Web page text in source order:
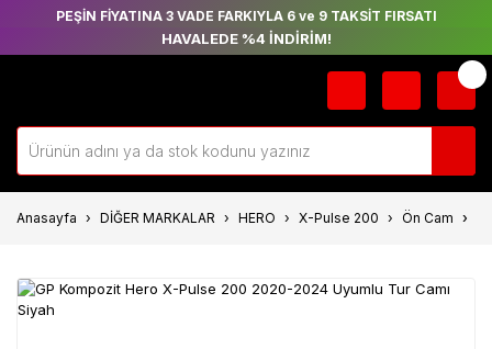
PEŞİN FİYATINA 3 VADE FARKIYLA 6 ve 9 TAKSİT FIRSATI
HAVALEDE %4 İNDİRİM!
Anasayfa DİĞER MARKALAR HERO X-Pulse 200 Ön Cam